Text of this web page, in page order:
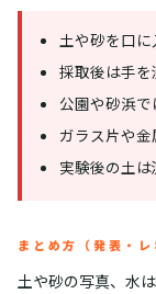
土や砂を口に
採取後は手を
公園や砂浜で
ガラス片や金
実験後の土は
まとめ方（発表・レ
土や砂の写真、水